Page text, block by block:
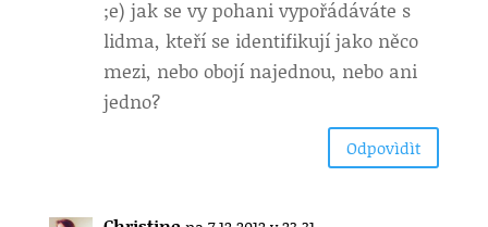
;e) jak se vy pohani vypořádáváte s
lidma, kteří se identifikují jako něco
mezi, nebo obojí najednou, nebo ani
jedno?
Odpovìdìt